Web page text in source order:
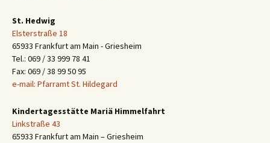
St. Hedwig
Elsterstraße 18
65933 Frankfurt am Main - Griesheim
Tel.: 069 / 33 999 78 41
Fax: 069 / 38 99 50 95
e-mail: Pfarramt St. Hildegard
Kindertagesstätte Mariä Himmelfahrt
Linkstraße 43
65933 Frankfurt am Main – Griesheim